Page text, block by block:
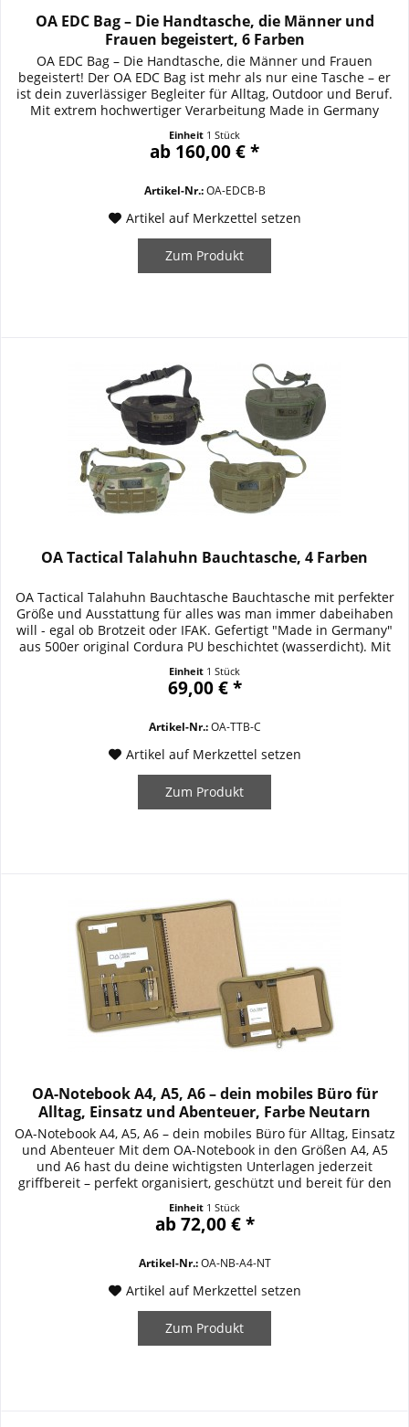
OA EDC Bag – Die Handtasche, die Männer und
Frauen begeistert, 6 Farben
OA EDC Bag – Die Handtasche, die Männer und Frauen
begeistert! Der OA EDC Bag ist mehr als nur eine Tasche – er
ist dein zuverlässiger Begleiter für Alltag, Outdoor und Beruf.
Mit extrem hochwertiger Verarbeitung Made in Germany
Robustheit und ein smartes Design, das keine Wünsche
offenlässt. Der breite, verstellbare...
Einheit 1 Stück
ab 160,00 € *
Artikel-Nr.:OA-EDCB-B
Artikel auf Merkzettel setzen
Zum Produkt
OA Tactical Talahuhn Bauchtasche, 4 Farben
OA Tactical Talahuhn Bauchtasche Bauchtasche mit perfekter
Größe und Ausstattung für alles was man immer dabeihaben
will - egal ob Brotzeit oder IFAK. Gefertigt "Made in Germany"
aus 500er original Cordura PU beschichtet (wasserdicht). Mit
backpocket mit zipper. Front und Top mit Lasercut
Molle/Klettflausch. Details /...
Einheit 1 Stück
69,00 € *
Artikel-Nr.:OA-TTB-C
Artikel auf Merkzettel setzen
Zum Produkt
OA-Notebook A4, A5, A6 – dein mobiles Büro für
Alltag, Einsatz und Abenteuer, Farbe Neutarn
OA-Notebook A4, A5, A6 – dein mobiles Büro für Alltag, Einsatz
und Abenteuer Mit dem OA-Notebook in den Größen A4, A5
und A6 hast du deine wichtigsten Unterlagen jederzeit
griffbereit – perfekt organisiert, geschützt und bereit für den
Dieses robuste Notiz- und Organisations-Set macht Schluss
mit Chaos und sorgt dafür,...
Einheit 1 Stück
ab 72,00 € *
Artikel-Nr.:OA-NB-A4-NT
Artikel auf Merkzettel setzen
Zum Produkt